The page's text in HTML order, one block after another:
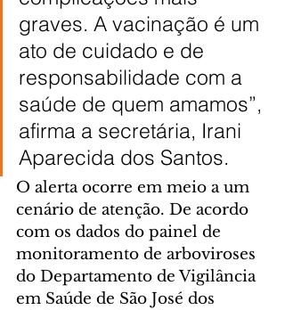
graves. A vacinação é um
ato de cuidado e de
responsabilidade com a
saúde de quem amamos”,
afirma a secretária, Irani
Aparecida dos Santos.
O alerta ocorre em meio a um
cenário de atenção. De acordo
com os dados do painel de
monitoramento de arboviroses
do Departamento de Vigilância
em Saúde de São José dos